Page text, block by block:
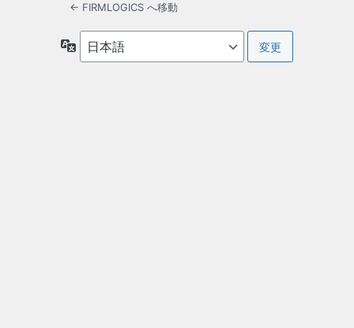
← FIRMLOGICS へ移動
語